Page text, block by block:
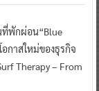
ที่พักผ่อน“Blue
อกาสใหม่ของธุรกิจ
Therapy – From